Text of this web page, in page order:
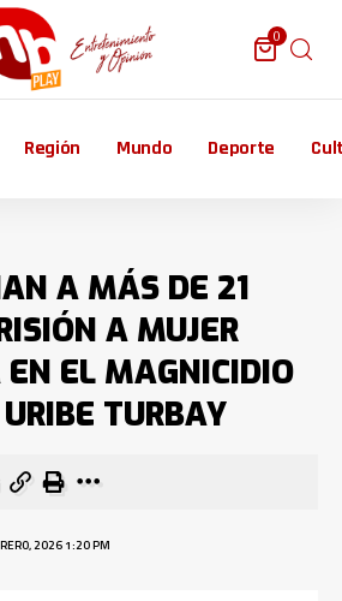
0
Región Mundo Deporte
A MÁS DE 21
A MUJER
EL MAGNICIDIO
TURBAY
2026 1:20 PM